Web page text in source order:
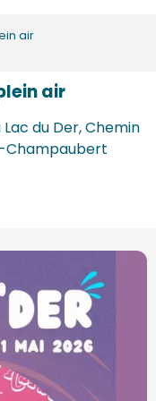
air
air
du Der, Chemin
Champaubert